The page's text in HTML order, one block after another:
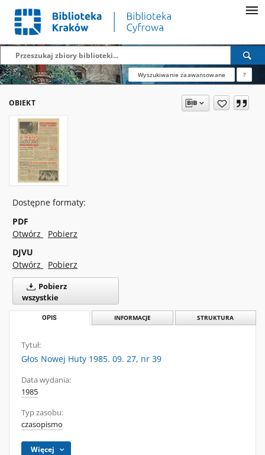
Wyszukiwanie zaawansowane ?
OBIEKT
Dostępne formaty:
PDF
Otwórz
Pobierz
DJVU
Otwórz
Pobierz
Pobierz
wszystkie
OPIS INFORMACJE STRUKTURA
Tytuł:
Głos Nowej Huty 1985. 09. 27, nr 39
Data wydania:
1985
Typ zasobu:
czasopismo
Więcej